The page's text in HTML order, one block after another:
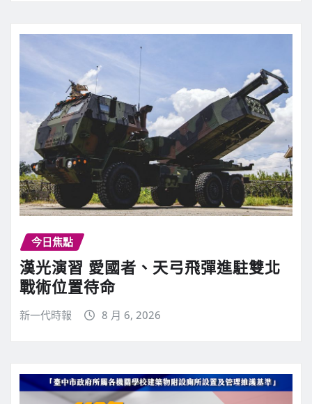
今日焦點
漢光演習 愛國者、天弓飛彈進駐雙北
戰術位置待命
新一代時報 8 月 6, 2026